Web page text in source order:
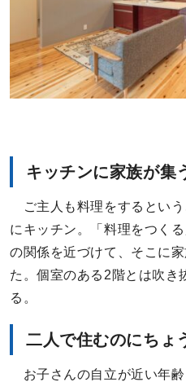
キッチンに家族が集
ご主人も料理をするとい
にキッチン。「料理をつく
の関係を近づけて、そこに
た。個室のある2階とは吹き
る。
二人で住むのにちょ
お子さんの自立が近い年